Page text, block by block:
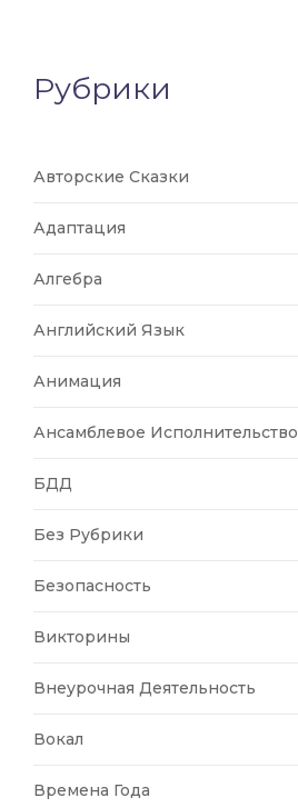
Рубрики
Авторские Сказки
Адаптация
Алгебра
Английский Язык
Анимация
Ансамблевое Исполнительство
БДД
Без Рубрики
Безопасность
Викторины
Внеурочная Деятельность
Вокал
Времена Года